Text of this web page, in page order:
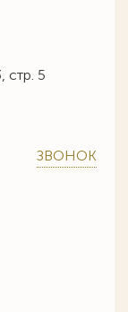
стр. 5
ЗВОНОК